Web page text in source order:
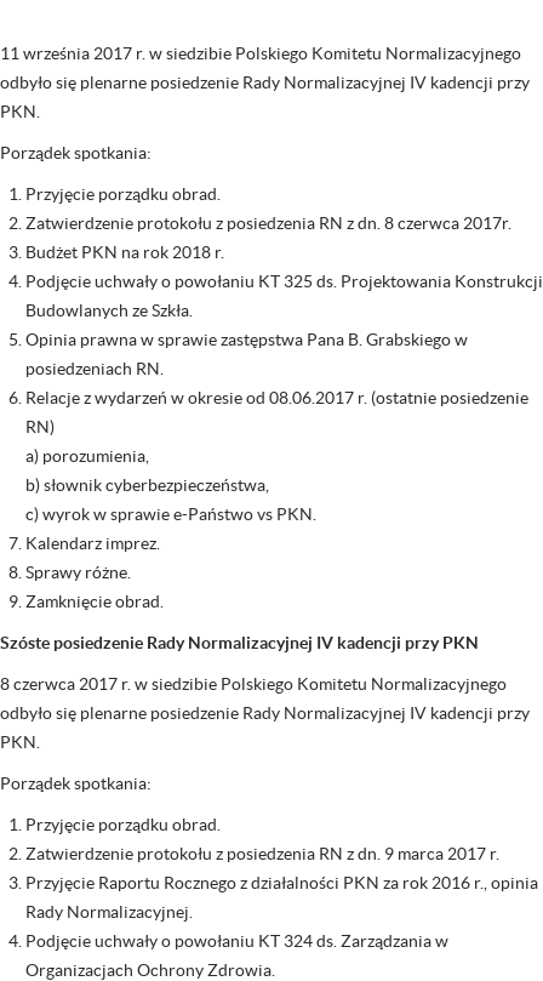
11 września 2017 r. w siedzibie Polskiego Komitetu Normalizacyjnego
odbyło się plenarne posiedzenie Rady Normalizacyjnej IV kadencji przy
PKN.
Porządek spotkania:
Przyjęcie porządku obrad.
Zatwierdzenie protokołu z posiedzenia RN z dn. 8 czerwca 2017r.
Budżet PKN na rok 2018 r.
Podjęcie uchwały o powołaniu KT 325 ds. Projektowania Konstrukcji
Budowlanych ze Szkła.
Opinia prawna w sprawie zastępstwa Pana B. Grabskiego w
posiedzeniach RN.
Relacje z wydarzeń w okresie od 08.06.2017 r. (ostatnie posiedzenie
RN)
a) porozumienia,
b) słownik cyberbezpieczeństwa,
c) wyrok w sprawie e-Państwo vs PKN.
Kalendarz imprez.
Sprawy różne.
Zamknięcie obrad.
Szóste posiedzenie Rady Normalizacyjnej IV kadencji przy PKN
8 czerwca 2017 r. w siedzibie Polskiego Komitetu Normalizacyjnego
odbyło się plenarne posiedzenie Rady Normalizacyjnej IV kadencji przy
PKN.
Porządek spotkania:
Przyjęcie porządku obrad.
Zatwierdzenie protokołu z posiedzenia RN z dn. 9 marca 2017 r.
Przyjęcie Raportu Rocznego z działalności PKN za rok 2016 r., opinia
Rady Normalizacyjnej.
Podjęcie uchwały o powołaniu KT 324 ds. Zarządzania w
Organizacjach Ochrony Zdrowia.